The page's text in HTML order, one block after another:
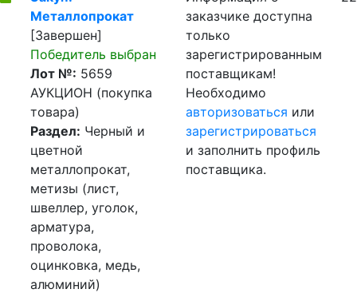
Металлопрокат
[Завершен]
Победитель выбран
Лот №: 5659
АУКЦИОН (покупка
товара)
Раздел: Черный и
цветной
металлопрокат,
метизы (лист,
швеллер, уголок,
арматура,
проволока,
оцинковка, медь,
алюминий)
заказчике доступна
только
зарегистрированным
поставщикам!
Необходимо
авторизоваться или
зарегистрироваться
и заполнить профиль
поставщика.